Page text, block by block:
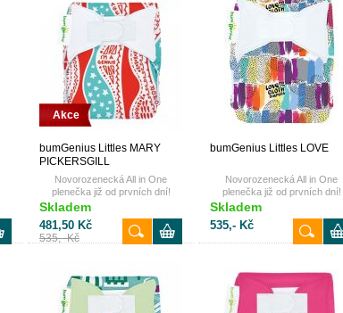
Akce
bumGenius Littles MARY
PICKERSGILL
Novorozenecká All in One
plenečka již od prvních dní!
Skladem
481,50 Kč
535,- Kč
bumGenius Littles LOVE
Novorozenecká All in One
plenečka již od prvních dní!
Skladem
535,- Kč